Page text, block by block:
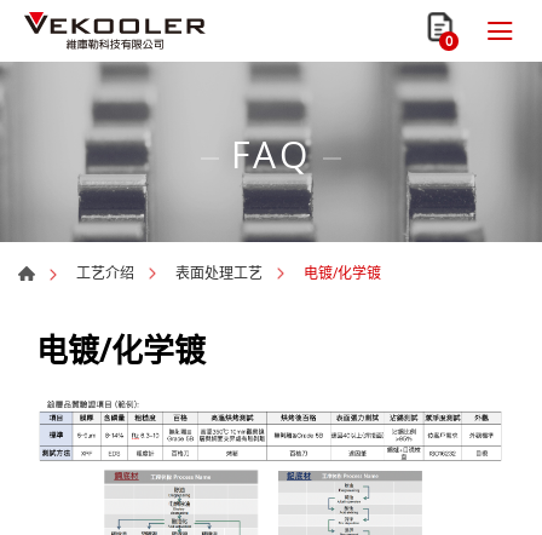
0
FAQ
工艺介绍 表面处理工艺 电镀/化学镀
电镀/化学镀